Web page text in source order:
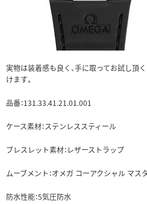
実物は装着感も良く、手に取ってお試し頂
けます。
品番：131.33.41.21.01.001
ケース素材：ステンレススティール
ブレスレット素材：レザーストラップ
ムーブメント：オメガ コーアクシャル マ
防水性能：5気圧防水